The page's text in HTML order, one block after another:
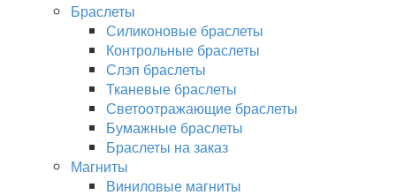
Браслеты
Силиконовые браслеты
Контрольные браслеты
Слэп браслеты
Тканевые браслеты
Светоотражающие браслеты
Бумажные браслеты
Браслеты на заказ
Магниты
Виниловые магниты